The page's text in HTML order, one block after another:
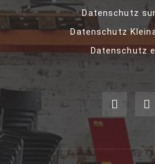
Datenschutz
Datenschutz
Datenschutz